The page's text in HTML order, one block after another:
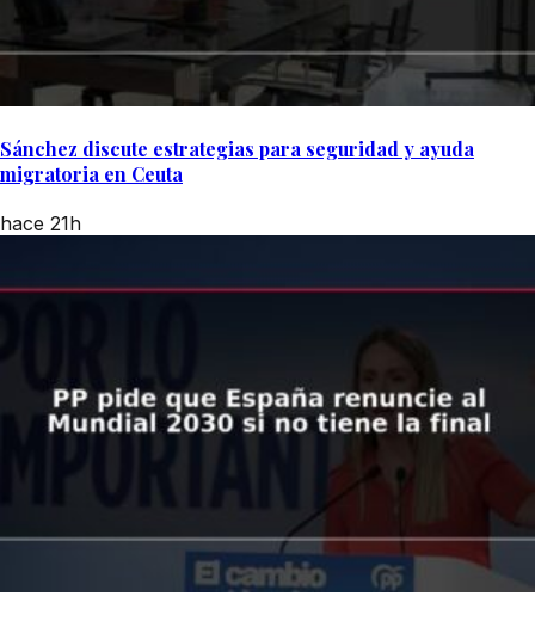
Sánchez discute estrategias para seguridad y ayuda
migratoria en Ceuta
hace 21h